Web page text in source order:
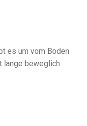
es um vom Boden
lange beweglich